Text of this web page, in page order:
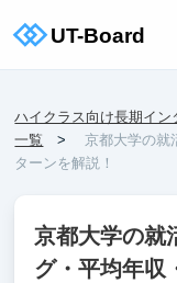
ハイクラス向け長期イン
一覧
京都大学の就
ターンを解説！
京都大学の就
グ・平均年収